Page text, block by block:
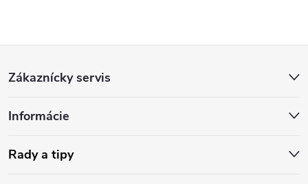
p
ä
Zákaznícky servis
Informácie
Rady a tipy